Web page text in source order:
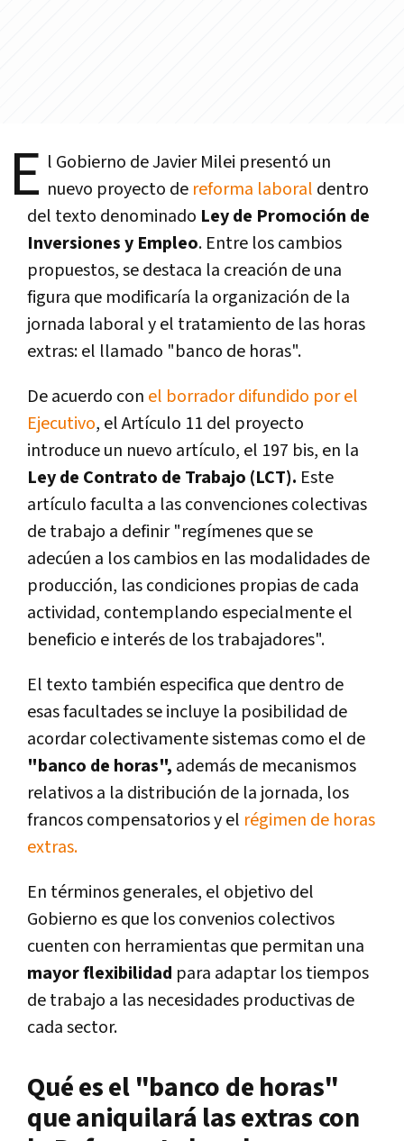
E l Gobierno de Javier Milei presentó un
nuevo proyecto de reforma laboral dentro
del texto denominado Ley de Promoción de
Inversiones y Empleo. Entre los cambios
propuestos, se destaca la creación de una
figura que modificaría la organización de la
jornada laboral y el tratamiento de las horas
extras: el llamado "banco de horas".
De acuerdo con el borrador difundido por el
Ejecutivo, el Artículo 11 del proyecto
introduce un nuevo artículo, el 197 bis, en la
Ley de Contrato de Trabajo (LCT). Este
artículo faculta a las convenciones colectivas
de trabajo a definir "regímenes que se
adecúen a los cambios en las modalidades de
producción, las condiciones propias de cada
actividad, contemplando especialmente el
beneficio e interés de los trabajadores".
El texto también especifica que dentro de
esas facultades se incluye la posibilidad de
acordar colectivamente sistemas como el de
"banco de horas", además de mecanismos
relativos a la distribución de la jornada, los
francos compensatorios y el régimen de horas
extras.
En términos generales, el objetivo del
Gobierno es que los convenios colectivos
cuenten con herramientas que permitan una
mayor flexibilidad para adaptar los tiempos
de trabajo a las necesidades productivas de
cada sector.
Qué es el "banco de horas"
que aniquilará las extras con